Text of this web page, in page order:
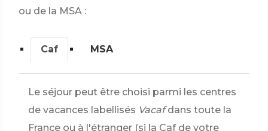
ou de la MSA :
Caf MSA
Le séjour peut être choisi parmi les centres
de vacances labellisés Vacaf dans toute la
France ou à l'étranger (si la Caf de votre